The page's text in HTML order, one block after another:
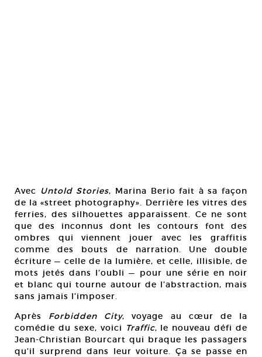
Avec Untold Stories, Marina Berio fait à sa façon
de la «street photography». Derrière les vitres des
ferries, des silhouettes apparaissent. Ce ne sont
que des inconnus dont les contours font des
ombres qui viennent jouer avec les graffitis
comme des bouts de narration. Une double
écriture — celle de la lumière, et celle, illisible, de
mots jetés dans l’oubli — pour une série en noir
et blanc qui tourne autour de l’abstraction, mais
sans jamais l’imposer.
Après Forbidden City, voyage au cœur de la
comédie du sexe, voici Traffic, le nouveau défi de
Jean-Christian Bourcart qui braque les passagers
qu’il surprend dans leur voiture. Ça se passe en